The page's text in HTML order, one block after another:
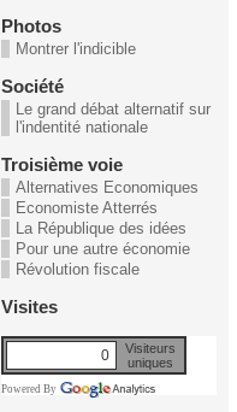
Photos
Montrer l'indicible
Société
Le grand débat alternatif sur
l'indentité nationale
Troisième voie
Alternatives Economiques
Economiste Atterrés
La République des idées
Pour une autre économie
Révolution fiscale
Visites
0
Visiteurs
uniques
Powered By